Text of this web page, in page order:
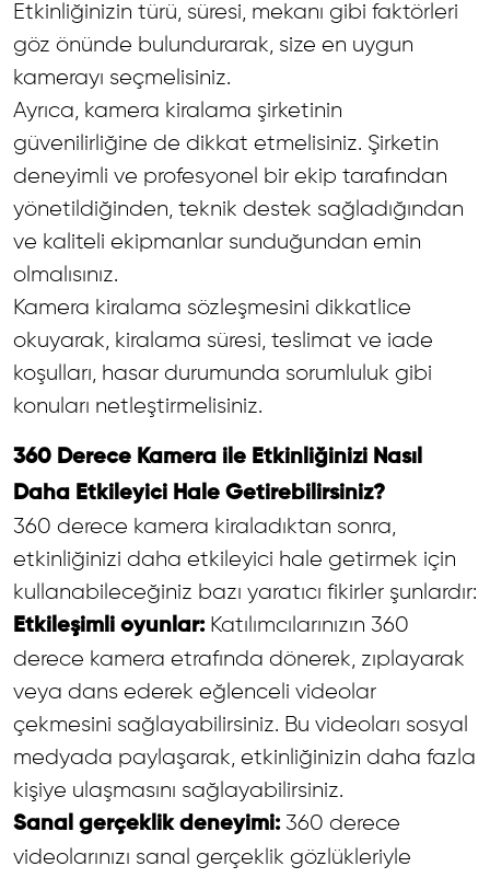
Etkinliğinizin türü, süresi, mekanı gibi faktörleri
göz önünde bulundurarak, size en uygun
kamerayı seçmelisiniz.
Ayrıca, kamera kiralama şirketinin
güvenilirliğine de dikkat etmelisiniz. Şirketin
deneyimli ve profesyonel bir ekip tarafından
yönetildiğinden, teknik destek sağladığından
ve kaliteli ekipmanlar sunduğundan emin
olmalısınız.
Kamera kiralama sözleşmesini dikkatlice
okuyarak, kiralama süresi, teslimat ve iade
koşulları, hasar durumunda sorumluluk gibi
konuları netleştirmelisiniz.
360 Derece Kamera ile Etkinliğinizi Nasıl
Daha Etkileyici Hale Getirebilirsiniz?
360 derece kamera kiraladıktan sonra,
etkinliğinizi daha etkileyici hale getirmek için
kullanabileceğiniz bazı yaratıcı fikirler şunlardır:
Etkileşimli oyunlar:Katılımcılarınızın 360
derece kamera etrafında dönerek, zıplayarak
veya dans ederek eğlenceli videolar
çekmesini sağlayabilirsiniz. Bu videoları sosyal
medyada paylaşarak, etkinliğinizin daha fazla
kişiye ulaşmasını sağlayabilirsiniz.
Sanal gerçeklik deneyimi:360 derece
videolarınızı sanal gerçeklik gözlükleriyle